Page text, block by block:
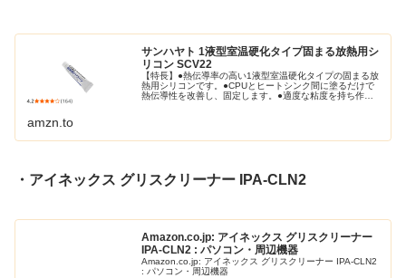
サンハヤト 1液型室温硬化タイプ固まる放熱用シ
リコン SCV22
【特長】●熱伝導率の高い1液型室温硬化タイプの固まる放
熱用シリコンです。●CPUとヒートシンク間に塗るだけで
熱伝導性を改善し、固定します。●適度な粘度を持ち作業
amzn.to
・アイネックス グリスクリーナー IPA-CLN2
Amazon.co.jp: アイネックス グリスクリーナー
IPA-CLN2 : パソコン・周辺機器
Amazon.co.jp: アイネックス グリスクリーナー IPA-CLN2
: パソコン・周辺機器